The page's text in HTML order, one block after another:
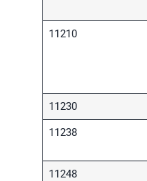
11210
11230
11238
11248